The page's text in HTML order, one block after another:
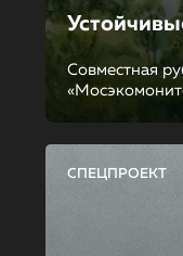
Совместная
СПЕЦПРОЕКТ